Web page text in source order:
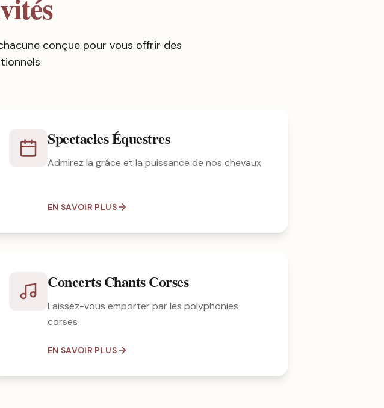
conçue pour vous offrir des
Spectacles Équestres
Admirez la grâce et la puissance de nos chevaux
EN SAVOIR PLUS
Concerts Chants Corses
Laissez-vous emporter par les polyphonies
corses
EN SAVOIR PLUS